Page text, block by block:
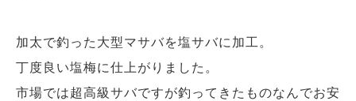
加太で釣った大型マサバを塩サバに加工。
丁度良い塩梅に仕上がりました。
市場では超高級サバですが釣ってきたものなんでお安